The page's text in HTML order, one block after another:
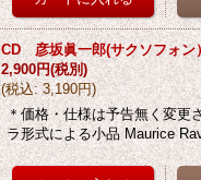
CD 彦坂眞一郎(サクソフォ
2,900円(税別)
(税込: 3,190円)
＊価格・仕様は予告無く変
ラ形式による小品 Maurice